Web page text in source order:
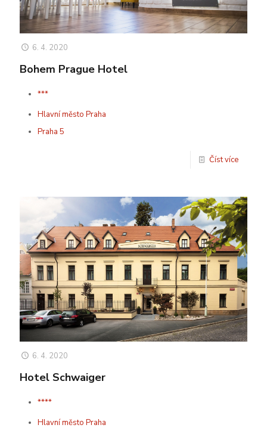
6. 4. 2020
Bohem Prague Hotel
***
Hlavní město Praha
Praha 5
Číst více
6. 4. 2020
Hotel Schwaiger
****
Hlavní město Praha